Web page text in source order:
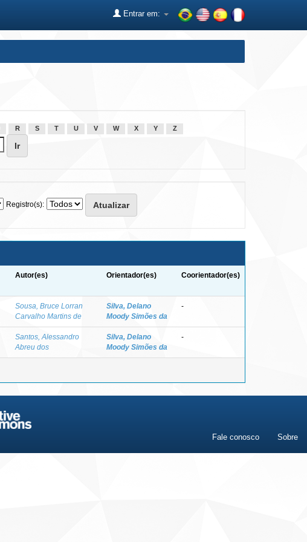
Entrar em:
R S T U V W X Y Z
Registro(s):
Autor(es) Orientador(es) Coorientador(es)
Sousa, Bruce Lorran
Carvalho Martins de
Silva, Delano
Moody Simões da
-
Santos, Alessandro
Abreu dos
Silva, Delano
Moody Simões da
-
Fale conosco Sobre